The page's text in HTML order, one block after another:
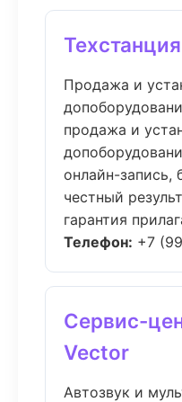
Продажа и
продажа и
онлайн-запись,
честный
гарантия
Телефон: +7
Сервис-
Vector
Автозвук и